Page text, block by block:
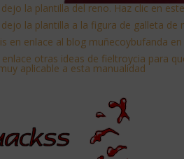
la plantilla del reno. Haz clic en
la plantilla a la figura de galleta de
en enlace al blog muñecoybufanda
otras ideas de fieltroycia para
aplicable a esta manualidad